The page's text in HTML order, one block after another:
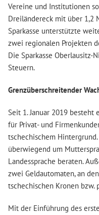
Vereine und Institutionen
Dreiländereck mit über 1,2
Sparkasse unterstützte
zwei regionalen Projekten
Die Sparkasse Oberlausitz-
Steuern.
Grenzüberschreitender
Seit 1. Januar 2019
für Privat- und
tschechischem
überwiegend um
Landessprache beraten.
zwei Geldautomaten, an
tschechischen Kronen bzw.
Mit der Einführung des